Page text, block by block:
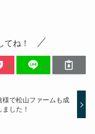
てね！
様で松山ファームも成
ました！